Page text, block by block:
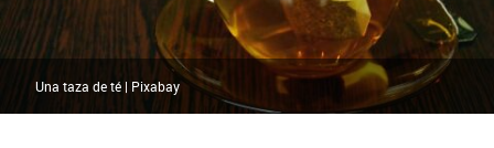
Una taza de té | Pixabay